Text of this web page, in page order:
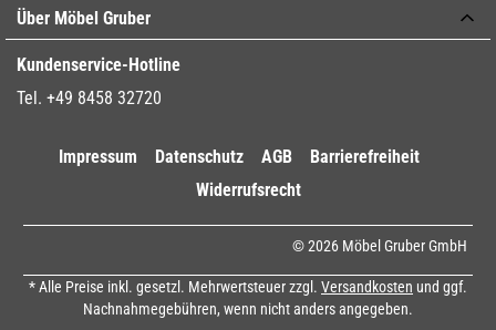
Über Möbel Gruber
Kundenservice-Hotline
Tel. +49 8458 32720
Impressum Datenschutz AGB
Barrierefreiheit
Widerrufsrecht
© 2026 Möbel Gruber GmbH
* Alle Preise inkl. gesetzl. Mehrwertsteuer zzgl. Versandkosten und ggf.
Nachnahmegebühren, wenn nicht anders angegeben.